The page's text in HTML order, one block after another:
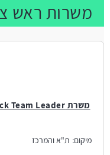
משרות ראש
משרת Full stack Team Leader בחברת סטארט-אפ רווחית
מיקום: ת"א והמרכז